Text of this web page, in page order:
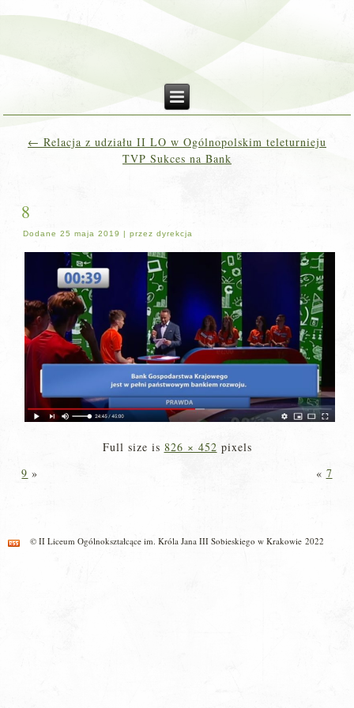
← Relacja z udziału II LO w Ogólnopolskim teleturnieju
TVP Sukces na Bank
8
Dodane 25 maja 2019 |przez dyrekcja
Full size is 826 × 452 pixels
9 » « 7
© II Liceum Ogólnokształcące im. Króla Jana III Sobieskiego w Krakowie 2022